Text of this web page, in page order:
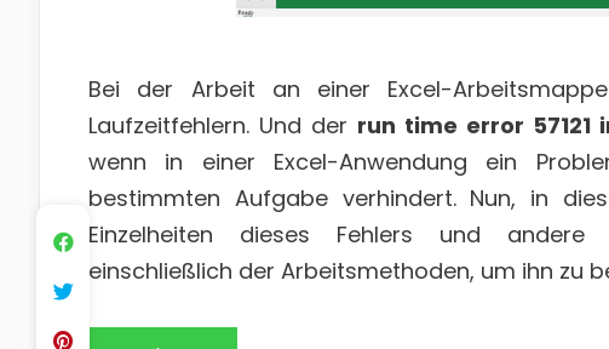
Bei der Arbeit an einer Excel-
Laufzeitfehlern. Und der run time error 57121
wenn in einer Excel-Anwendung ein
bestimmten Aufgabe verhindert. Nun, in
Einzelheiten dieses Fehlers und andere
einschließlich der Arbeitsmethoden, um ihn zu